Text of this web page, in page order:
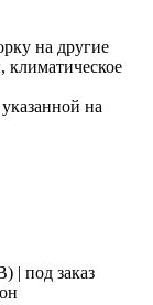
на другие
климатическое
на
| под заказ